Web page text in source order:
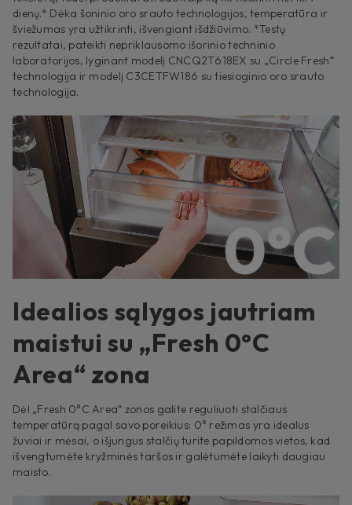
dienų.* Dėka šoninio oro srauto technologijos, temperatūra ir
šviežumas yra užtikrinti, išvengiant išdžiūvimo. *Testų
rezultatai, pateikti nepriklausomo išorinio techninio
laboratorijos, lyginant modelį CNCQ2T618EX su „Circle Fresh“
technologija ir modelį C3CETFW186 su tiesioginio oro srauto
technologija.
Idealios sąlygos jautriam
maistui su „Fresh 0°C
Area“ zona
Dėl „Fresh 0°C Area“ zonos galite reguliuoti stalčiaus
temperatūrą pagal savo poreikius: 0° režimas yra idealus
žuviai ir mėsai, o išjungus stalčių turite papildomos vietos, kad
išvengtumėte kryžminės taršos ir galėtumėte laikyti daugiau
maisto.